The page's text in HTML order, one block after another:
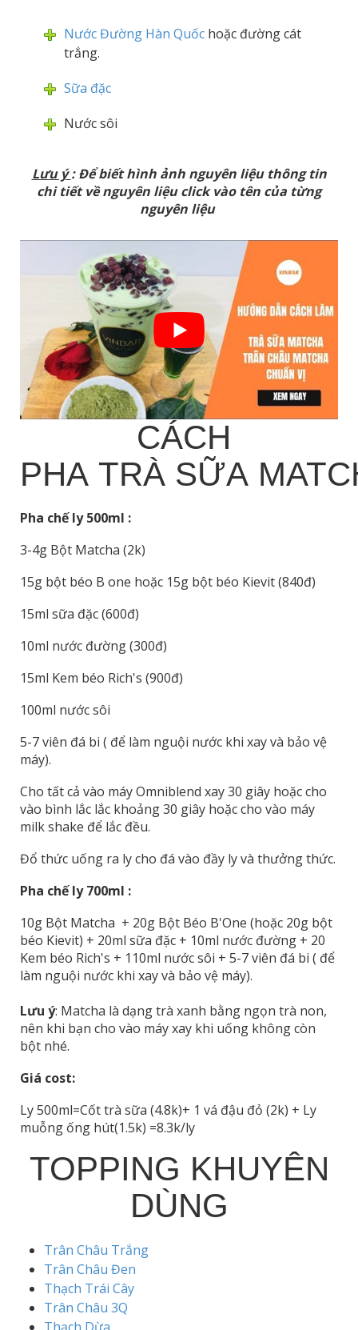
Nước Đường Hàn Quốc hoặc đường cát
trắng.
Sữa đặc
Nước sôi
Lưu ý: Để biết hình ảnh nguyên liệu thông tin
chi tiết về nguyên liệu click vào tên của từng
nguyên liệu
CÁCH
PHA TRÀ SỮA
Pha chế ly 500ml :
3-4g Bột Matcha (2k)
15g bột béo B one hoặc 15g bột béo Kievit (840đ)
15ml sữa đặc (600đ)
10ml nước đường (300đ)
15ml Kem béo Rich's (900đ)
100ml nước sôi
5-7 viên đá bi ( để làm nguội nước khi xay và bảo vệ
máy).
Cho tất cả vào máy Omniblend xay 30 giây hoặc cho
vào bình lắc lắc khoảng 30 giây hoặc cho vào máy
milk shake để lắc đều.
Đổ thức uống ra ly cho đá vào đầy ly và thưởng thức.
Pha chế ly 700ml :
10g Bột Matcha + 20g Bột Béo B'One (hoặc 20g bột
béo Kievit) + 20ml sữa đặc + 10ml nước đường + 20
Kem béo Rich's + 110ml nước sôi + 5-7 viên đá bi ( để
làm nguội nước khi xay và bảo vệ máy).
Lưu ý: Matcha là dạng trà xanh bằng ngọn trà non,
nên khi bạn cho vào máy xay khi uống không còn
bột nhé.
Giá cost:
Ly 500ml=Cốt trà sữa (4.8k)+ 1 vá đậu đỏ (2k) + Ly
muỗng ống hút(1.5k) =8.3k/ly
TOPPING KHUYÊN
DÙNG
Trân Châu Trắng
Trân Châu Đen
Thạch Trái Cây
Trân Châu 3Q